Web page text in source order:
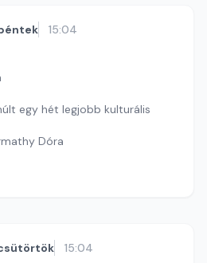
15:04
egy hét legjobb kulturális
Dóra
15:04